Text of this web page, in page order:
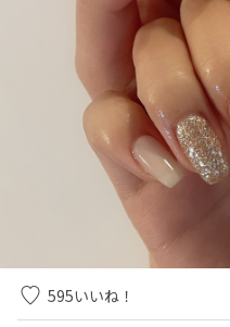
595いいね！